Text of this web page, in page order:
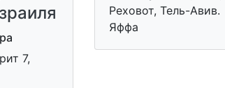
7,
Реховот, Тель-Авив.
Яффа